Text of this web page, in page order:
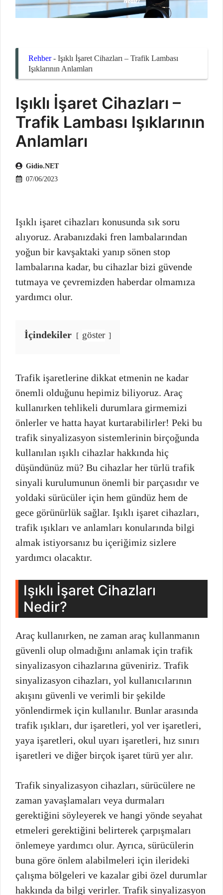
Rehber- Işıklı İşaret Cihazları – Trafik Lambası
Işıklarının Anlamları
Işıklı İşaret Cihazları –
Trafik Lambası Işıklarının
Anlamları
Gidio.NET
07/06/2023
Işıklı işaret cihazları konusunda sık soru
alıyoruz. Arabanızdaki fren lambalarından
yoğun bir kavşaktaki yanıp sönen stop
lambalarına kadar, bu cihazlar bizi güvende
tutmaya ve çevremizden haberdar olmamıza
yardımcı olur.
İçindekiler göster
Trafik işaretlerine dikkat etmenin ne kadar
önemli olduğunu hepimiz biliyoruz. Araç
kullanırken tehlikeli durumlara girmemizi
önlerler ve hatta hayat kurtarabilirler! Peki bu
trafik sinyalizasyon sistemlerinin birçoğunda
kullanılan ışıklı cihazlar hakkında hiç
düşündünüz mü? Bu cihazlar her türlü trafik
sinyali kurulumunun önemli bir parçasıdır ve
yoldaki sürücüler için hem gündüz hem de
gece görünürlük sağlar. Işıklı işaret cihazları,
trafik ışıkları ve anlamları konularında bilgi
almak istiyorsanız bu içeriğimiz sizlere
yardımcı olacaktır.
Işıklı İşaret Cihazları
Nedir?
Araç kullanırken, ne zaman araç kullanmanın
güvenli olup olmadığını anlamak için trafik
sinyalizasyon cihazlarına güveniriz. Trafik
sinyalizasyon cihazları, yol kullanıcılarının
akışını güvenli ve verimli bir şekilde
yönlendirmek için kullanılır. Bunlar arasında
trafik ışıkları, dur işaretleri, yol ver işaretleri,
yaya işaretleri, okul uyarı işaretleri, hız sınırı
işaretleri ve diğer birçok işaret türü yer alır.
Trafik sinyalizasyon cihazları, sürücülere ne
zaman yavaşlamaları veya durmaları
gerektiğini söyleyerek ve hangi yönde seyahat
etmeleri gerektiğini belirterek çarpışmaları
önlemeye yardımcı olur. Ayrıca, sürücülerin
buna göre önlem alabilmeleri için ilerideki
çalışma bölgeleri ve kazalar gibi özel durumlar
hakkında da bilgi verirler. Trafik sinyalizasyon